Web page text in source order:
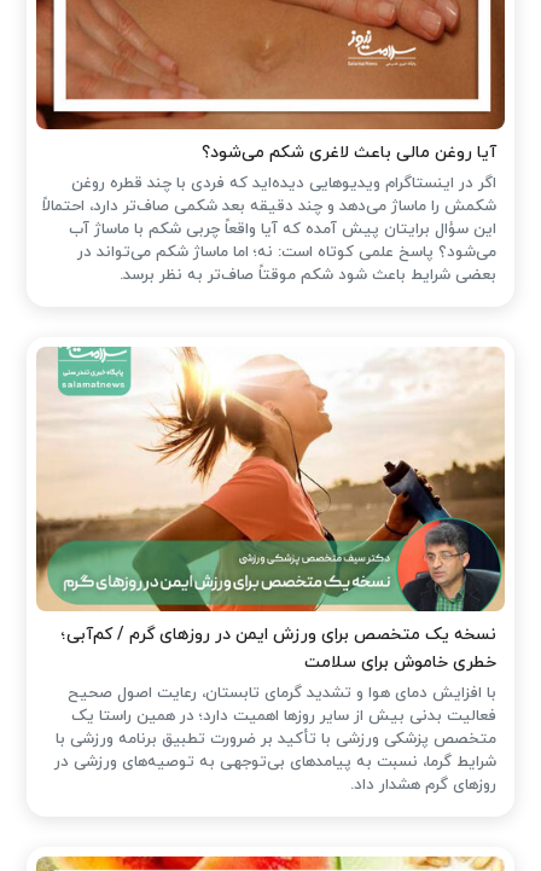
آیا روغن مالی باعث لاغری شکم می‌شود؟
اگر در اینستاگرام ویدیوهایی دیده‌اید که فردی با چند قطره روغن
شکمش را ماساژ می‌دهد و چند دقیقه بعد شکمی صاف‌تر دارد، احتمالاً
این سؤال برایتان پیش آمده که آیا واقعاً چربی شکم با ماساژ آب
می‌شود؟ پاسخ علمی کوتاه است: نه؛ اما ماساژ شکم می‌تواند در
بعضی شرایط باعث شود شکم موقتاً صاف‌تر به نظر برسد.
نسخه یک متخصص برای ورزش ایمن در روزهای گرم / کم‌آبی؛
خطری خاموش برای سلامت
با افزایش دمای هوا و تشدید گرمای تابستان، رعایت اصول صحیح
فعالیت بدنی بیش از سایر روزها اهمیت دارد؛ در همین راستا یک
متخصص پزشکی ورزشی با تأکید بر ضرورت تطبیق برنامه ورزشی با
شرایط گرما، نسبت به پیامدهای بی‌توجهی به توصیه‌های ورزشی در
روزهای گرم هشدار داد.